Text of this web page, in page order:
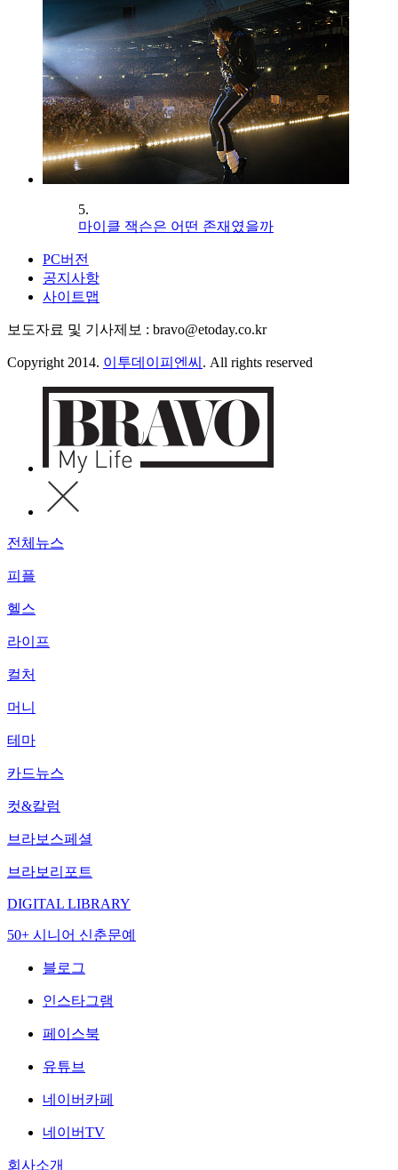
5.
마이클 잭슨은 어떤 존재였을까
PC버전
공지사항
사이트맵
보도자료 및 기사제보 : bravo@etoday.co.kr
Copyright 2014. 이투데이피엔씨 . All rights reserved
전체뉴스
피플
헬스
라이프
컬처
머니
테마
카드뉴스
컷&칼럼
브라보스페셜
브라보리포트
DIGITAL LIBRARY
50+ 시니어 신춘문예
블로그
인스타그램
페이스북
유튜브
네이버카페
네이버TV
회사소개